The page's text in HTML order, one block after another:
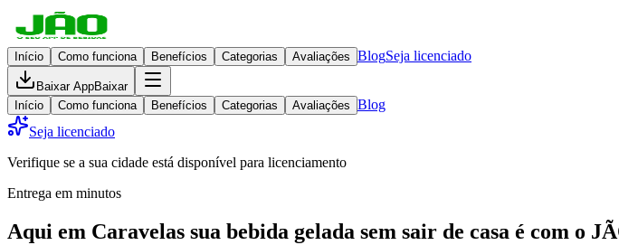
Início Como funciona Benefícios Categorias Avaliações BlogSeja licenciado
Baixar AppBaixar
Início
Como funciona Benefícios Categorias Avaliações Blog
Seja licenciado
Verifique se a sua cidade está disponível para licenciamento
Entrega em minutos
Aqui em Caravelas sua bebida gelada sem sair de casa é com o